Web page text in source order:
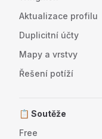
Aktualizace profilu
Duplicitní účty
Mapy a vrstvy
Řešení potíží
📋 Soutěže
Free